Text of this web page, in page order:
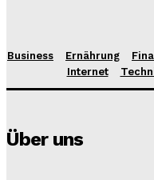
Business Ernährung
Internet
Über uns